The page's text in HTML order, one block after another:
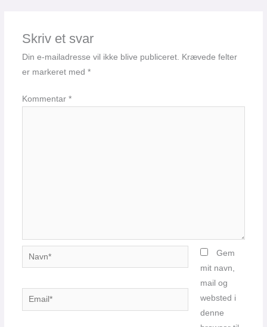
Skriv et svar
Din e-mailadresse vil ikke blive publiceret. Krævede felter
er markeret med *
Kommentar *
Navn*
Email*
Gem
mit navn,
mail og
websted i
denne